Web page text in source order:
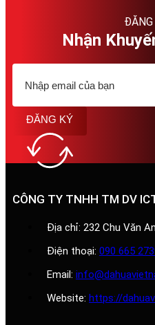
ĐĂNG
Nhận
ĐĂNG KÝ
CÔNG TY TNHH TM DV
Địa chỉ: 232 Chu Văn
Điện thoại: 090 665
Email:
Website: https://